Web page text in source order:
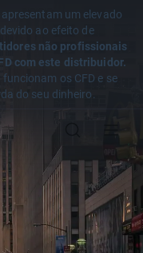
um elevado
ao efeito de
não profissionais
com este distribuidor.
os CFD e se
do seu dinheiro.